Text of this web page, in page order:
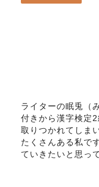
ライターの眠兎（
付きから漢字検定
取りつかれてしま
たくさんある私で
ていきたいと思っ